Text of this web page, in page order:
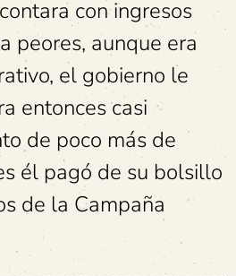
con ingresos
peores, aunque era
el gobierno le
entonces casi
de poco más de
él pagó de su bolsillo
de la Campaña